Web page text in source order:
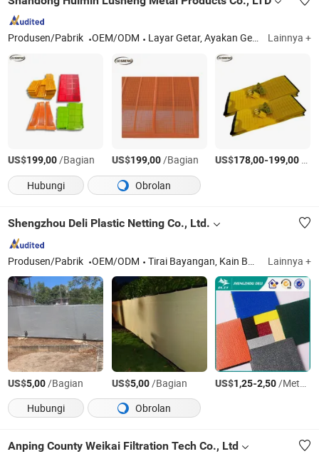
Produsen/Pabrik OEM/ODM Layar Getar, Ayakan Getar, Mesin Ayakan, Mesin Penghancur, Mesin Cuci Pasir, Peralatan Pertambangan, Jaring Las Lainnya +
US$199,00/Bagian US$199,00/Bagian US$178,00-199,00
Hubungi
Obrolan
Shengzhou Deli Plastic Netting Co., Ltd.
Produsen/Pabrik OEM/ODM Tirai Bayangan, Kain Bayangan, Jaring Bayangan, Penutup Matahari, Tirai Bayangan Tahan Air, Layar Privasi Balkon, Gorden Jendela, Karpet Luar Ruangan, Dinding Samping HDPE untuk Karavan Lainnya +
US$5,00/Bagian US$5,00/Bagian US$1,25-2,50/Meter persegi
Hubungi
Obrolan
Anping County Weikai Filtration Tech Co., Ltd